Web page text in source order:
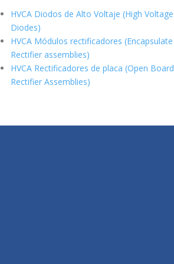
HVCA Diodos de Alto Voltaje (High Voltage
Diodes)
HVCA Módulos rectificadores (Encapsulate
Rectifier assemblies)
HVCA Rectificadores de placa (Open Board
Rectifier Assemblies)